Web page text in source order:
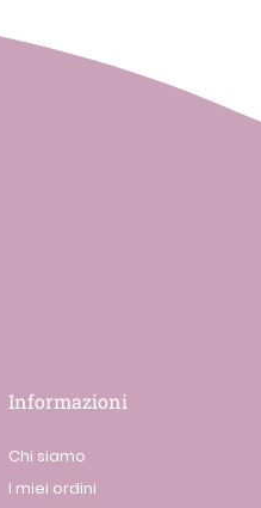
Informazioni
Chi siamo
I miei ordini